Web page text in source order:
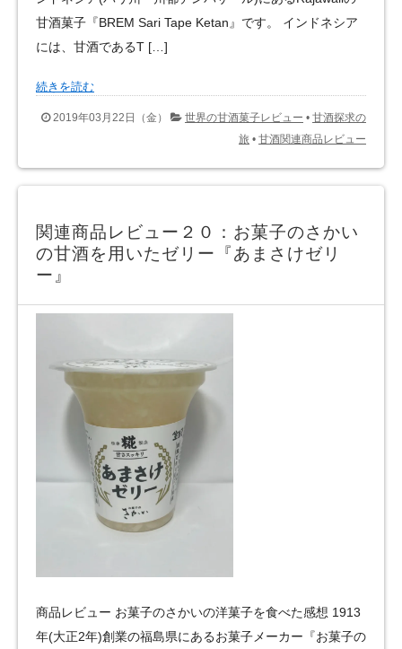
甘酒菓子『BREM Sari Tape Ketan』です。 インドネシア
には、甘酒であるT […]
続きを読む
2019年03月22日（金） 世界の甘酒菓子レビュー • 甘酒探求の
旅 • 甘酒関連商品レビュー
関連商品レビュー２０：お菓子のさかい
の甘酒を用いたゼリー『あまさけゼリ
ー』
商品レビュー お菓子のさかいの洋菓子を食べた感想 1913
年(大正2年)創業の福島県にあるお菓子メーカー『お菓子の